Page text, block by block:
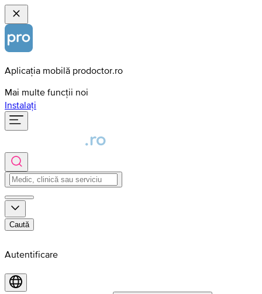
Aplicația mobilă prodoctor.ro
Mai multe funcții noi
Instalați
Caută
Autentificare